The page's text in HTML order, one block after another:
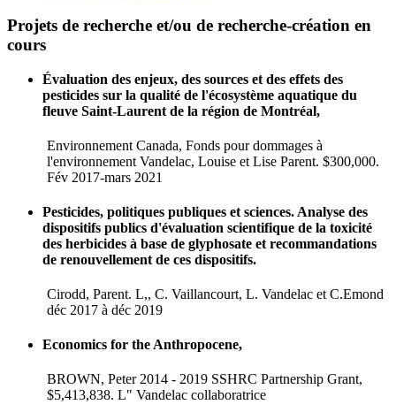
Projets de recherche et/ou de recherche-création en
cours
Évaluation des enjeux, des sources et des effets des
pesticides sur la qualité de l'écosystème aquatique du
fleuve Saint-Laurent de la région de Montréal,
Environnement Canada, Fonds pour dommages à
l'environnement Vandelac, Louise et Lise Parent. $300,000.
Fév 2017-mars 2021
Pesticides, politiques publiques et sciences. Analyse des
dispositifs publics d'évaluation scientifique de la toxicité
des herbicides à base de glyphosate et recommandations
de renouvellement de ces dispositifs.
Cirodd, Parent. L,, C. Vaillancourt, L. Vandelac et C.Emond
déc 2017 à déc 2019
Economics for the Anthropocene,
BROWN, Peter 2014 - 2019 SSHRC Partnership Grant,
$5,413,838. L" Vandelac collaboratrice